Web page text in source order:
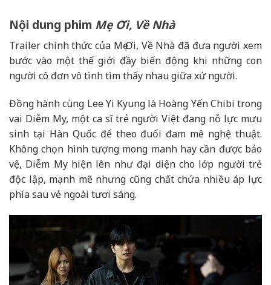
Nội dung phim Mẹ Ơi, Về Nhà
Trailer chính thức của Mẹ Ơi, Về Nhà đã đưa người xem
bước vào một thế giới đầy biến động khi những con
người cô đơn vô tình tìm thấy nhau giữa xứ người.
Đồng hành cùng Lee Yi Kyung là Hoàng Yến Chibi trong
vai Diễm My, một ca sĩ trẻ người Việt đang nỗ lực mưu
sinh tại Hàn Quốc để theo đuổi đam mê nghệ thuật.
Không chọn hình tượng mong manh hay cần được bảo
vệ, Diễm My hiện lên như đại diện cho lớp người trẻ
độc lập, mạnh mẽ nhưng cũng chất chứa nhiều áp lực
phía sau vẻ ngoài tươi sáng.